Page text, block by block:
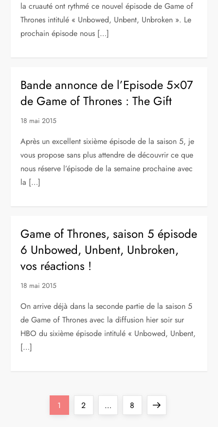
la cruauté ont rythmé ce nouvel épisode de Game of
Thrones intitulé « Unbowed, Unbent, Unbroken ». Le
prochain épisode nous […]
Bande annonce de l’Episode 5×07
de Game of Thrones : The Gift
18 mai 2015
Après un excellent sixième épisode de la saison 5, je
vous propose sans plus attendre de découvrir ce que
nous réserve l’épisode de la semaine prochaine avec
la […]
Game of Thrones, saison 5 épisode
6 Unbowed, Unbent, Unbroken,
vos réactions !
18 mai 2015
On arrive déjà dans la seconde partie de la saison 5
de Game of Thrones avec la diffusion hier soir sur
HBO du sixième épisode intitulé « Unbowed, Unbent,
[…]
Page
1 Page
2 … Page
8
Next